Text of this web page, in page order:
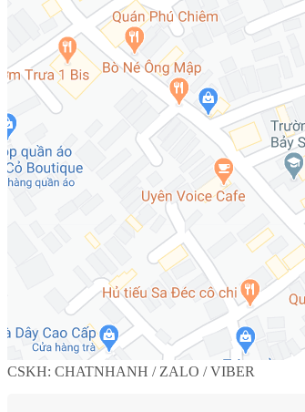
CSKH: CHATNHANH / ZALO / VIBER